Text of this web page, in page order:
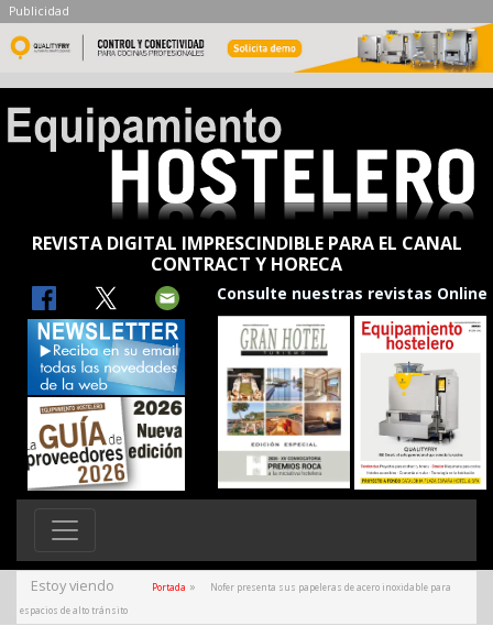
Publicidad
REVISTA DIGITAL IMPRESCINDIBLE PARA EL CANAL
CONTRACT Y HORECA
Consulte nuestras revistas Online
Estoy viendo Portada »
Nofer presenta sus papeleras de acero inoxidable para
espacios de alto tránsito